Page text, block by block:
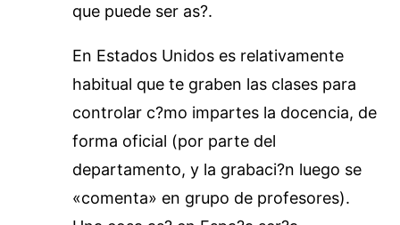
que puede ser as?.
En Estados Unidos es relativamente
habitual que te graben las clases para
controlar c?mo impartes la docencia, de
forma oficial (por parte del
departamento, y la grabaci?n luego se
«comenta» en grupo de profesores).